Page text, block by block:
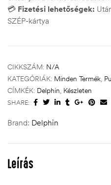
💳 Fizetési lehetőségek:
SZÉP-kártya
CIKKSZÁM: N/A
KATEGÓRIÁK: Minden Termék,
CÍMKÉK: Delphin, Készleten
SHARE:
Brand: Delphin
Leírás